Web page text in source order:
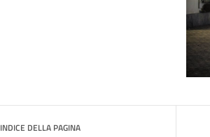
INDICE DELLA PAGINA